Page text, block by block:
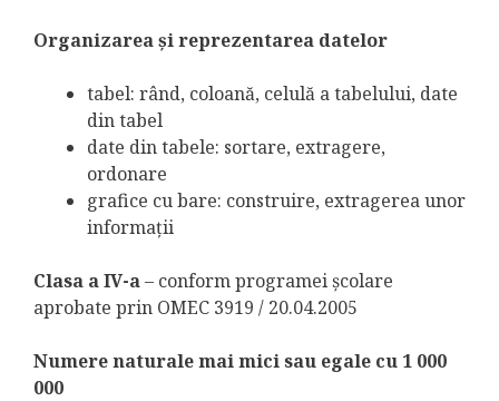
Organizarea şi reprezentarea datelor
tabel: rând, coloană, celulă a tabelului, date
din tabel
date din tabele: sortare, extragere,
ordonare
grafice cu bare: construire, extragerea unor
informaţii
Clasa a IV-a– conform programei școlare
aprobate prin OMEC 3919 / 20.04.2005
Numere naturale mai mici sau egale cu 1 000
000